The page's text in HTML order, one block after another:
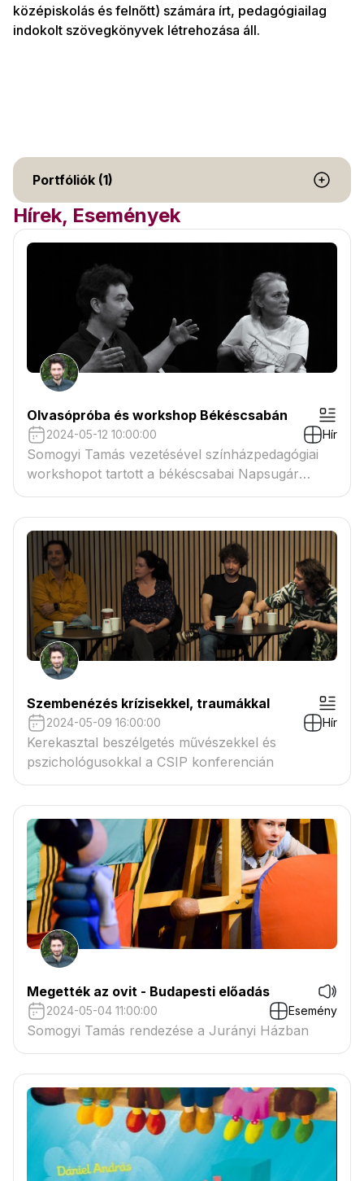
középiskolás és felnőtt) számára írt, pedagógiailag
indokolt szövegkönyvek létrehozása áll.
Portfóliók (1)
Hírek, Események
Olvasópróba és workshop Békéscsabán
2024-05-12 10:00:00 Hír
Somogyi Tamás vezetésével színházpedagógiai
workshopot tartott a békéscsabai Napsugár
Bábszínház
Szembenézés krízisekkel, traumákkal
2024-05-09 16:00:00 Hír
Kerekasztal beszélgetés művészekkel és
pszichológusokkal a CSIP konferencián
Megették az ovit - Budapesti előadás
2024-05-04 11:00:00 Esemény
Somogyi Tamás rendezése a Jurányi Házban